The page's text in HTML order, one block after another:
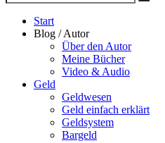
nach
Suche
Start
Blog / Autor
Über den Autor
Meine Bücher
Video & Audio
Geld
Geldwesen
Geld einfach erklärt
Geldsystem
Bargeld